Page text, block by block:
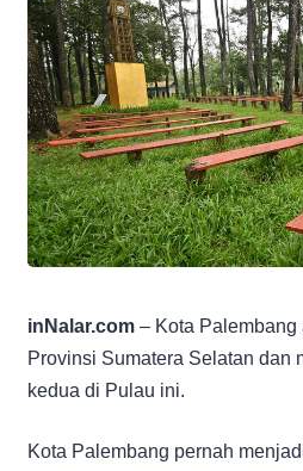
inNalar.com – Kota Palembang
Provinsi Sumatera Selatan dan
kedua di Pulau ini.
Kota Palembang pernah